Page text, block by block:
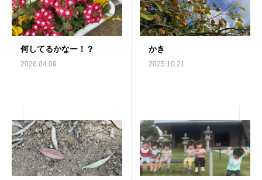
何してるかなー！？
2026.04.09
かき
2025.10.21